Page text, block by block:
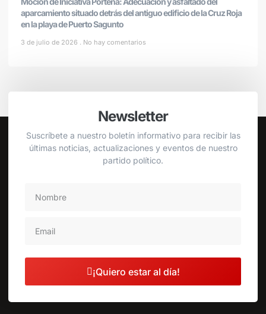
aparcamiento situado detrás del antiguo edificio de la Cruz Roja
en la playa de Puerto Sagunto
3 de julio de 2026 No hay comentarios
Newsletter
Suscríbete a nuestro boletín informativo para recibir las
últimas noticias, actualizaciones y eventos de nuestro
partido político.
¡Quiero estar al día!